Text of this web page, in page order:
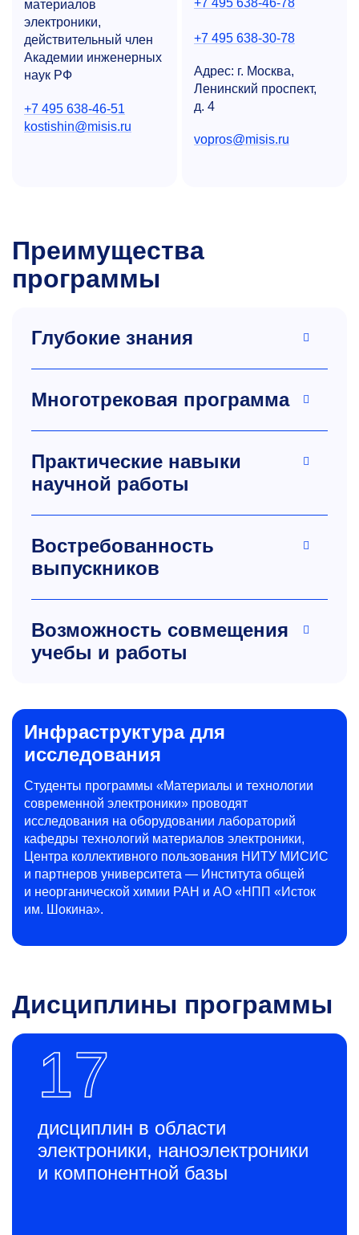
материалов
электроники,
действительный член
Академии инженерных
наук РФ
+7 495 638-46-51
kostishin@misis.ru
+7 495 638-30-78
Адрес: г. Москва,
Ленинский проспект,
д. 4
vopros@misis.ru
Преимущества
программы
Глубокие знания
Многотрековая программа
Практические навыки
научной работы
Востребованность
выпускников
Возможность совмещения
учебы и работы
Инфраструктура для
исследования
Студенты программы «Материалы и технологии
современной электроники» проводят
исследования на оборудовании лабораторий
кафедры технологий материалов электроники,
Центра коллективного пользования НИТУ МИСИС
и партнеров университета — Института общей
и неорганической химии РАН и АО «НПП «Исток
им. Шокина».
Дисциплины программы
17
дисциплин в области
электроники, наноэлектроники
и компонентной базы